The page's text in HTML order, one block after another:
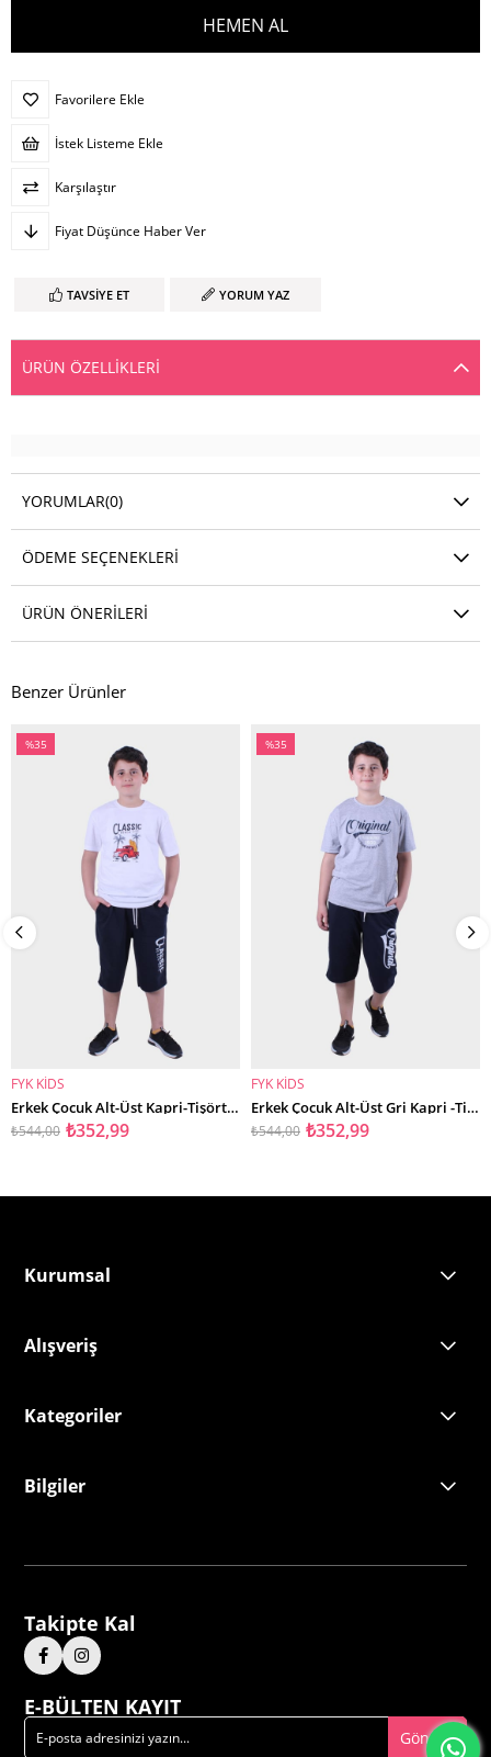
Favorilere Ekle
İstek Listeme Ekle
Karşılaştır
Fiyat Düşünce Haber Ver
TAVSIYE ET YORUM YAZ
ÜRÜN ÖZELLIKLERI
YORUMLAR(0)
ÖDEME SEÇENEKLERI
ÜRÜN ÖNERILERI
Benzer Ürünler
SEPETE EKLE
%35
FYK KİDS
Erkek Çocuk Alt-Üst Kapri-Tişört Takım
₺352,99
₺544,00
SEPETE EKLE
%35
FYK KİDS
Erkek Çocuk Alt-Üst Gri Kapri -Tişört Takım
₺352,99
₺544,00
Kurumsal
Alışveriş
Kategoriler
Bilgiler
Takipte Kal
E-BÜLTEN KAYIT
Gönder